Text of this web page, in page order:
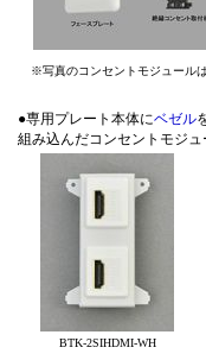
※写真のコンセントモジュール
●専用プレート本体にベゼル
組み込んだコンセントモジ
BTK-2SIHDMI-WH